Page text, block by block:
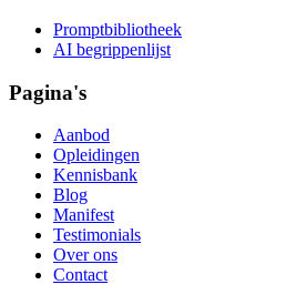
Promptbibliotheek
AI begrippenlijst
Pagina's
Aanbod
Opleidingen
Kennisbank
Blog
Manifest
Testimonials
Over ons
Contact